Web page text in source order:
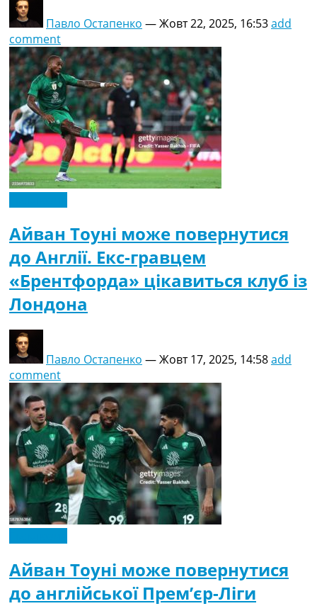
Павло Остапенко —Жовт 22, 2025, 16:53add
comment
Айван Тоуні може повернутися
до Англії. Екс-гравцем
«Брентфорда» цікавиться клуб із
Лондона
Павло Остапенко —Жовт 17, 2025, 14:58add
comment
Айван Тоуні може повернутися
до англійської Прем’єр-Ліги